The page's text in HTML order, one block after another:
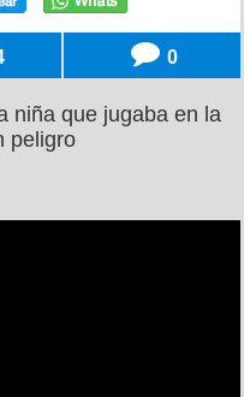
0
niña que jugaba en la
peligro